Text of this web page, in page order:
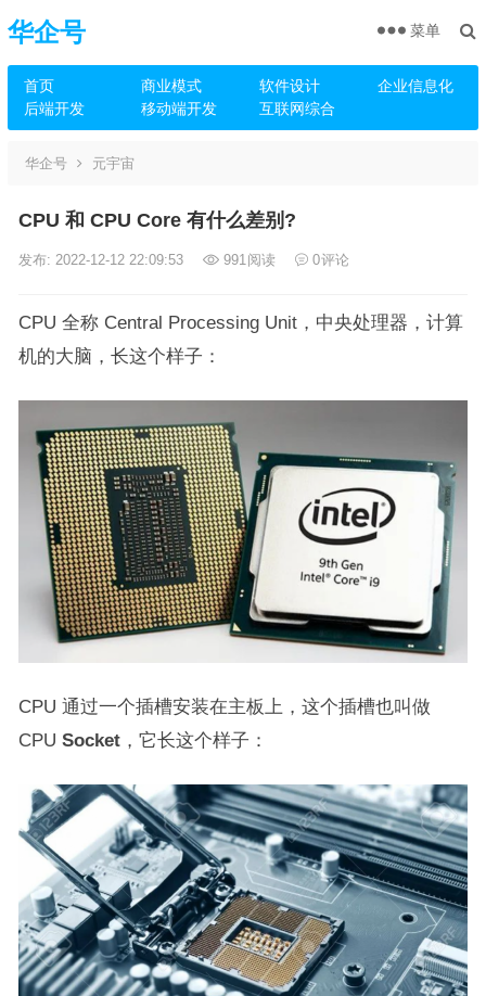
华企号
首页 商业模式 软件设计
企业信息化
后端开发
移动端开发 互联网综合
菜单
华企号 元宇宙
CPU 和 CPU Core 有什么差别?
发布: 2022-12-12 22:09:53 991阅读 0评论
CPU 全称 Central Processing Unit，中央处理器，计算
机的大脑，长这个样子：
CPU 通过一个插槽安装在主板上，这个插槽也叫做
CPU Socket，它长这个样子：